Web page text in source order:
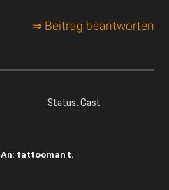
⇒ Beitrag beantworten
Status: Gast
An: tattooman t.